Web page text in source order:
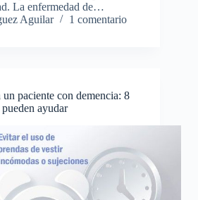
La enfermedad de…
Aguilar
1 comentario
paciente con demencia: 8
ayudar